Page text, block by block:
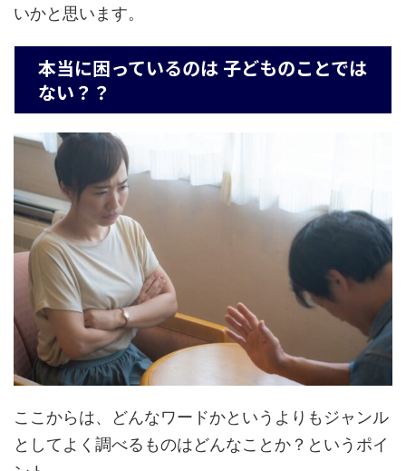
いかと思います。
本当に困っているのは 子どものことでは
ない？？
ここからは、どんなワードかというよりもジャンル
としてよく調べるものはどんなことか？というポイ